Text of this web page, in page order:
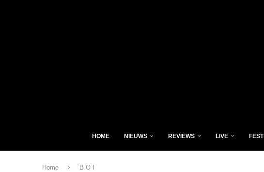
HOME NIEUWS REVIEWS LIVE
Home B O I